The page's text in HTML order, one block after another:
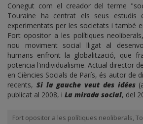
Conegut com el creador del terme
Touraine ha centrat els seus estudis
experimentats per les societats i també
Fort opositor a les polítiques
nou moviment social lligat al
humans enfront la globalització, que
potencia l'individualisme. Actual director
en Ciències Socials de París, és autor de
recents, Si la gauche veut des idées
publicat al 2008, i La mirada social, del
Fort opositor a les polítiques neoliberals,